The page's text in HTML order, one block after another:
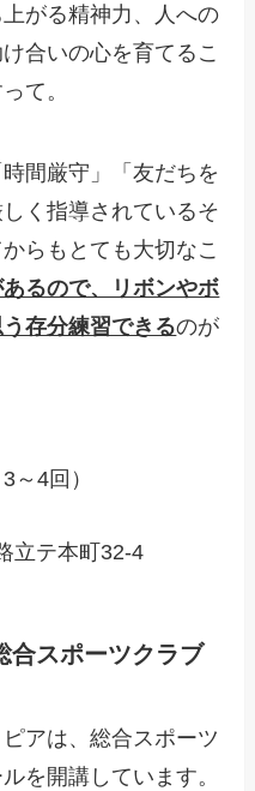
がる精神力、人への
合いの心を育てるこ
て。
間厳守」「友だちを
く指導されているそ
らもとても大切なこ
るので、リボンやボ
存分練習できるのが
～4回）
立テ本町32-4
合スポーツクラブ
アは、総合スポーツ
を開講しています。